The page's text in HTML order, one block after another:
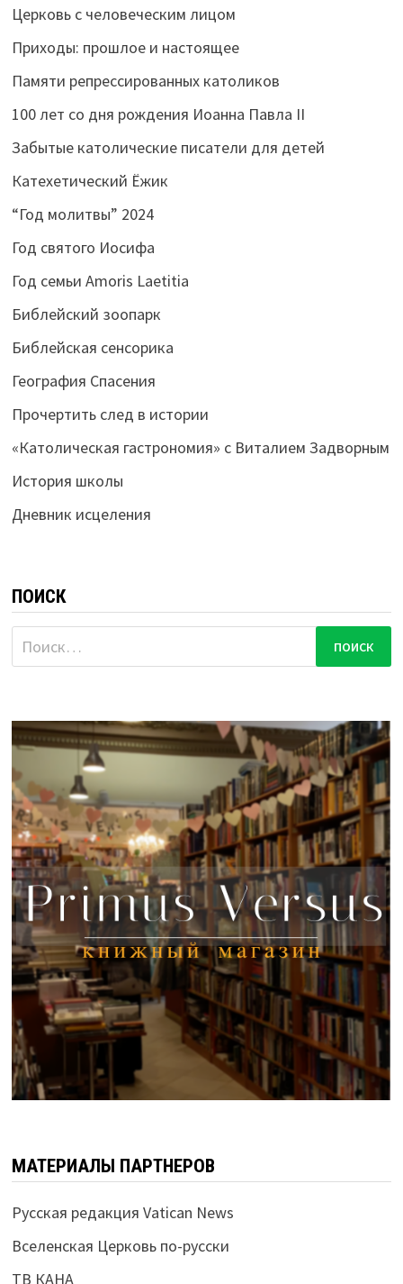
Церковь с человеческим лицом
Приходы: прошлое и настоящее
Памяти репрессированных католиков
100 лет со дня рождения Иоанна Павла II
Забытые католические писатели для детей
Катехетический Ёжик
“Год молитвы” 2024
Год святого Иосифа
Год семьи Amoris Laetitia
Библейский зоопарк
Библейская сенсорика
География Спасения
Прочертить след в истории
«Католическая гастрономия» с Виталием Задворным
История школы
Дневник исцеления
ПОИСК
Найти:
МАТЕРИАЛЫ ПАРТНЕРОВ
Русская редакция Vatican News
Вселенская Церковь по-русски
ТВ КАНА